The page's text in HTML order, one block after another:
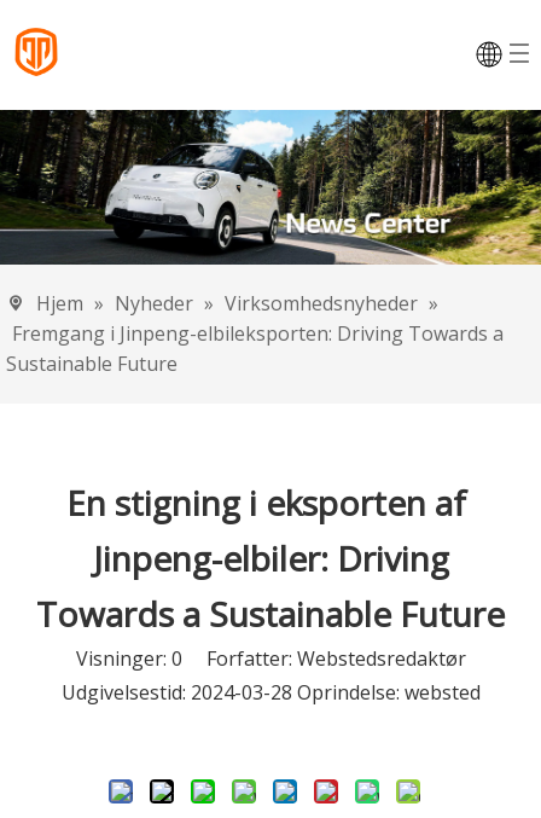
Hjem » Nyheder » Virksomhedsnyheder »
Fremgang i Jinpeng-elbileksporten: Driving Towards a
Sustainable Future
En stigning i eksporten af ​​
Jinpeng-elbiler: Driving
Towards a Sustainable Future
Visninger: 0 Forfatter: Webstedsredaktør
Udgivelsestid: 2024-03-28 Oprindelse: websted